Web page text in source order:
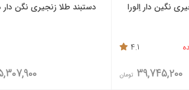
نگین دار اِلورا
4.1
39,745,200 تومان
دستبند طلا زنجیری نگن دار